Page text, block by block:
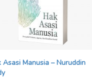
Asasi Manusia – Nuruddin